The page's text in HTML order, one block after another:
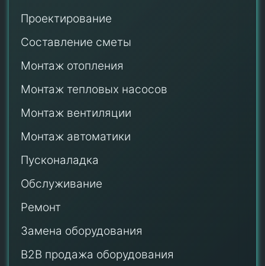
Проектирование
Составление сметы
Монтаж отопления
Монтаж тепловых насосов
Монтаж вентиляции
Монтаж автоматики
Пусконаладка
Обслуживание
Ремонт
Замена оборудования
B2B продажа оборудования